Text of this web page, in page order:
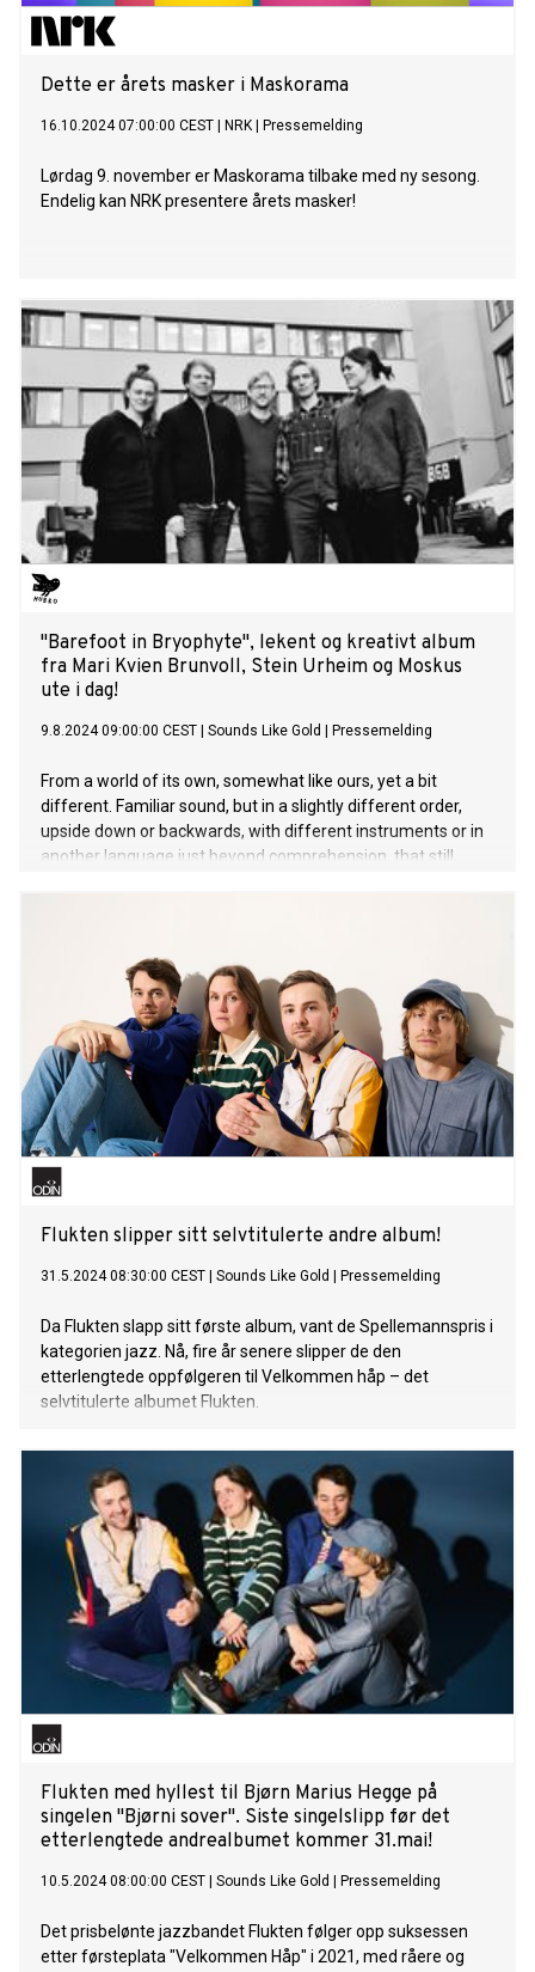
Dette er årets masker i Maskorama
16.10.2024 07:00:00 CEST NRK Pressemelding
Lørdag 9. november er Maskorama tilbake med ny sesong.
Endelig kan NRK presentere årets masker!
"Barefoot in Bryophyte", lekent og kreativt album
fra Mari Kvien Brunvoll, Stein Urheim og Moskus
ute i dag!
9.8.2024 09:00:00 CEST Sounds Like Gold Pressemelding
From a world of its own, somewhat like ours, yet a bit
different. Familiar sound, but in a slightly different order,
upside down or backwards, with different instruments or in
another language just beyond comprehension, that still,
Flukten slipper sitt selvtitulerte andre album!
31.5.2024 08:30:00 CEST Sounds Like Gold Pressemelding
Da Flukten slapp sitt første album, vant de Spellemannspris i
kategorien jazz. Nå, fire år senere slipper de den
etterlengtede oppfølgeren til Velkommen håp – det
selvtitulerte albumet Flukten.
Flukten med hyllest til Bjørn Marius Hegge på
singelen "Bjørni sover". Siste singelslipp før det
etterlengtede andrealbumet kommer 31.mai!
10.5.2024 08:00:00 CEST Sounds Like Gold Pressemelding
Det prisbelønte jazzbandet Flukten følger opp suksessen
etter førsteplata "Velkommen Håp" i 2021, med råere og